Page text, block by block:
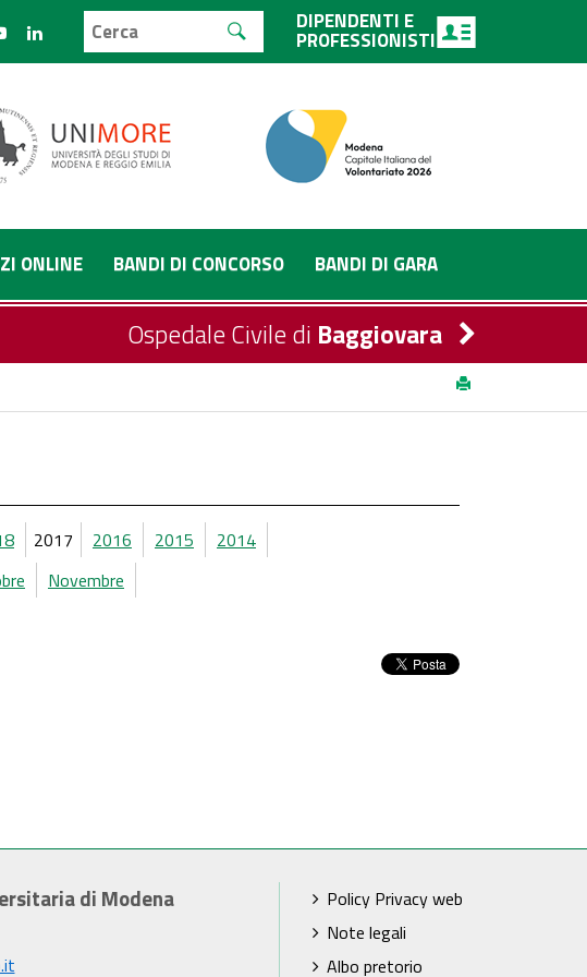
DIPENDENTI E
PROFESSIONISTI
ONLINE BANDI DI CONCORSO BANDI DI GARA
Ospedale Civile di Baggiovara
2017 2016 2015
2014
Novembre
di Modena
Policy Privacy web
Note legali
Albo pretorio